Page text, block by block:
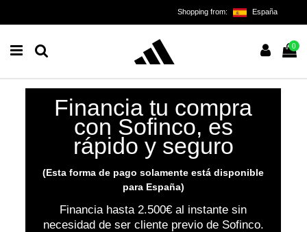
Shopping from: España
0
Financia tu compra
con Sofinco, es
rápido y seguro
(Esta forma de pago solamente está disponible
para España)
Financia hasta 2.500€ al instante sin
necesidad de ser cliente previo de Sofinco.